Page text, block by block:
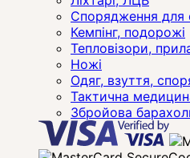
Спорядження для
Кемпінг, подорожі
Тепловізори,
Ножі
Одяг, взуття,
Тактична
Збройова